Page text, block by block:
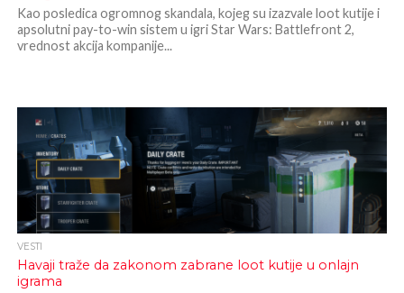
Kao posledica ogromnog skandala, kojeg su izazvale loot kutije i
apsolutni pay-to-win sistem u igri Star Wars: Battlefront 2,
vrednost akcija kompanije...
VESTI
Havaji traže da zakonom zabrane loot kutije u onlajn
igrama